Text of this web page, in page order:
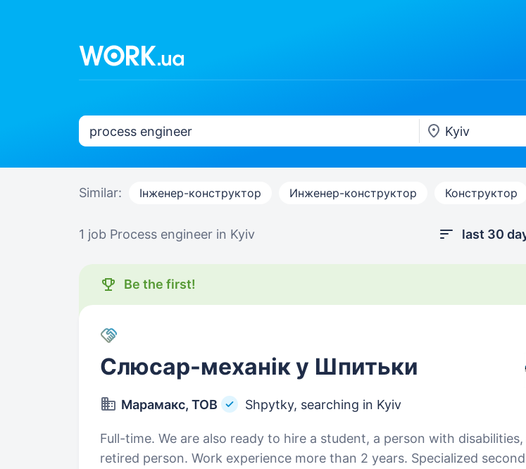
Similar: Інженер-конструктор Инженер-конструктор Конструктор
1 job Process engineer in Kyiv last 30
Be the first!
Слюсар-механік у Шпитьки
Марамакс, ТОВ Shpytky, searching in Kyiv
Full-time. We are also ready to hire a student, a person with disabilities,
retired person. Work experience more than 2 years. Specialized